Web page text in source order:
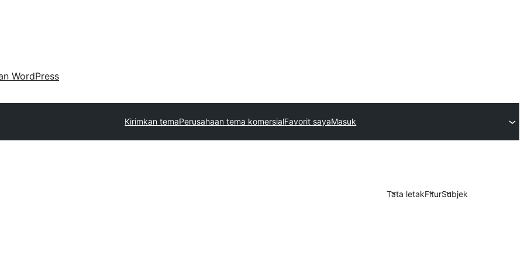
WordPress
Kirimkan temaPerusahaan tema komersialFavorit sayaMasuk
Tata letakFiturSubjek